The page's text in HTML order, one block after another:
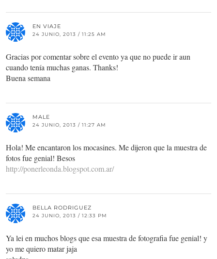
EN VIAJE
24 JUNIO, 2013 / 11:25 AM
Gracias por comentar sobre el evento ya que no puede ir aun
cuando tenía muchas ganas. Thanks!
Buena semana
MALE
24 JUNIO, 2013 / 11:27 AM
Hola! Me encantaron los mocasines. Me dijeron que la muestra de
fotos fue genial! Besos
http://ponerleonda.blogspot.com.ar/
BELLA RODRIGUEZ
24 JUNIO, 2013 / 12:33 PM
Ya lei en muchos blogs que esa muestra de fotografia fue genial! y
yo me quiero matar jaja